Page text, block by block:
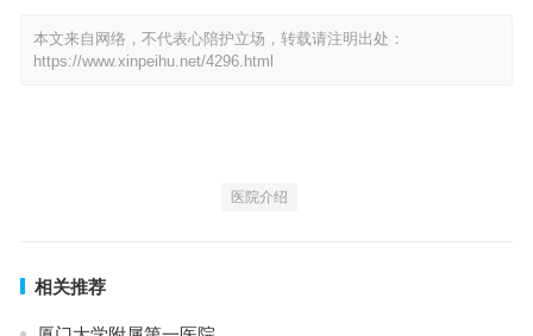
本文来自网络，不代表心陪护立场，转载请注明出处：
https://www.xinpeihu.net/4296.html
医院介绍
相关推荐